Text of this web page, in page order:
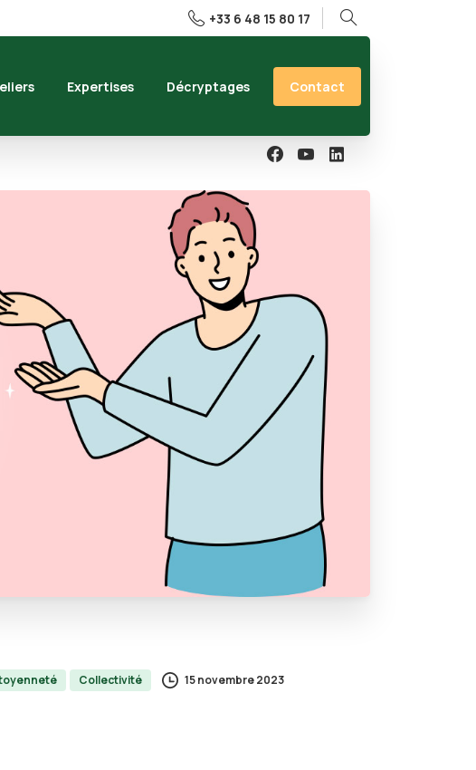
+33 6 48 15 80 17
Rechercher
Expertises Décryptages Contact
Collectivité 15 novembre 2023